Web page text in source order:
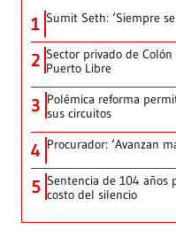
1 Sumit Seth: ‘Siempre
2 Sector privado de
Puerto Libre
3 Polémica reforma
sus circuitos
4 Procurador: ‘Avanzan
5 Sentencia de 104 años
costo del silencio